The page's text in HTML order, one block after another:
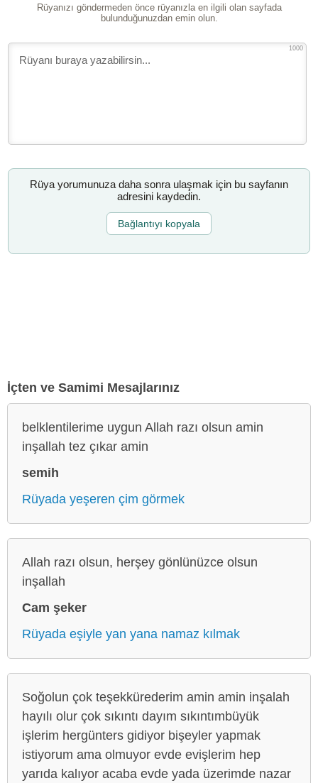
Rüyanızı göndermeden önce rüyanızla en ilgili olan sayfada
bulunduğunuzdan emin olun.
1000
Rüya yorumunuza daha sonra ulaşmak için bu sayfanın
adresini kaydedin.
Bağlantıyı kopyala
İçten ve Samimi Mesajlarınız
belklentilerime uygun Allah razı olsun amin
inşallah tez çıkar amin
semih
Rüyada yeşeren çim görmek
Allah razı olsun, herşey gönlünüzce olsun
inşallah
Cam şeker
Rüyada eşiyle yan yana namaz kılmak
Soğolun çok teşekkürederim amin amin inşalah
hayılı olur çok sıkıntı dayım sıkıntımbüyük
işlerim hergünters gidiyor bişeyler yapmak
istiyorum ama olmuyor evde evişlerim hep
yarıda kalıyor acaba evde yada üzerimde nazar